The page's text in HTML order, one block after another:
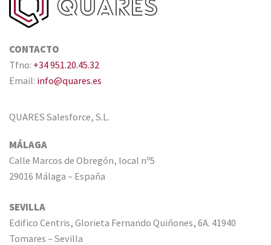
CONTACTO
Tfno: +34 951.20.45.32
Email: info@quares.es
QUARES Salesforce, S.L.
MÁLAGA
Calle Marcos de Obregón, local nº5
29016 Málaga – España
SEVILLA
Edifico Centris, Glorieta Fernando Quiñones, 6A. 41940
Tomares – Sevilla